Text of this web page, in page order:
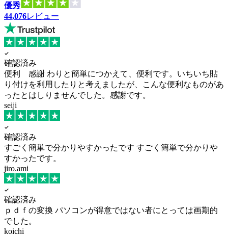
優秀
44,076レビュー
確認済み
便利 感謝 わりと簡単につかえて、便利です。いちいち貼
り付けを利用したりと考えましたが、こんな便利なものがあ
ったとはしりませんでした。感謝です。
seiji
確認済み
すごく簡単で分かりやすかったです すごく簡単で分かりや
すかったです。
jiro.ami
確認済み
ｐｄｆの変換 パソコンが得意ではない者にとっては画期的
でした。
koichi